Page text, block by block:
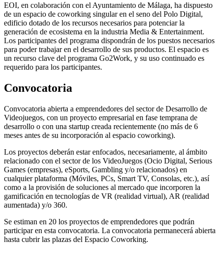
EOI, en colaboración con el Ayuntamiento de Málaga, ha dispuesto
de un espacio de coworking singular en el seno del Polo Digital,
edificio dotado de los recursos necesarios para potenciar la
generación de ecosistema en la industria Media & Entertainment.
Los participantes del programa dispondrán de los puestos necesarios
para poder trabajar en el desarrollo de sus productos. El espacio es
un recurso clave del programa Go2Work, y su uso continuado es
requerido para los participantes.
Convocatoria
Convocatoria abierta a emprendedores del sector de Desarrollo de
Videojuegos, con un proyecto empresarial en fase temprana de
desarrollo o con una startup creada recientemente (no más de 6
meses antes de su incorporación al espacio coworking).
Los proyectos deberán estar enfocados, necesariamente, al ámbito
relacionado con el sector de los VideoJuegos (Ocio Digital, Serious
Games (empresas), eSports, Gambling y/o relacionados) en
cualquier plataforma (Móviles, PCs, Smart TV, Consolas, etc.), así
como a la provisión de soluciones al mercado que incorporen la
gamificación en tecnologías de VR (realidad virtual), AR (realidad
aumentada) y/o 360.
Se estiman en 20 los proyectos de emprendedores que podrán
participar en esta convocatoria. La convocatoria permanecerá abierta
hasta cubrir las plazas del Espacio Coworking.